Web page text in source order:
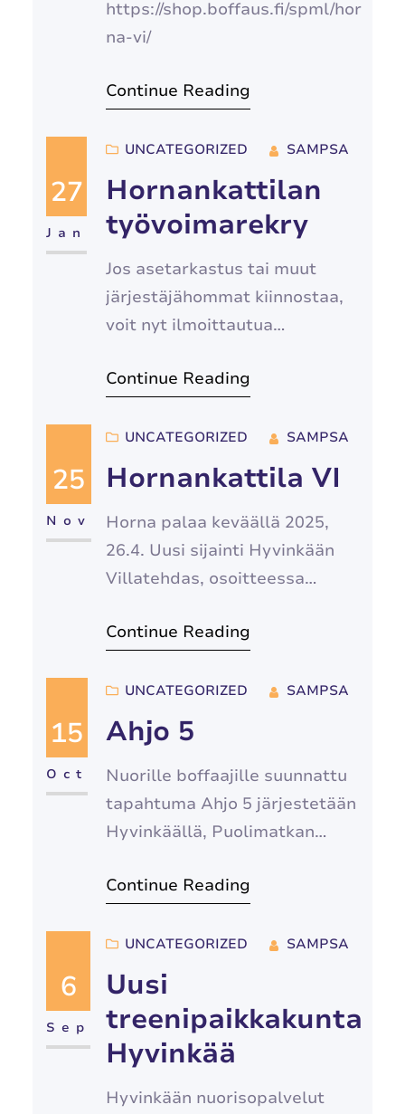
https://shop.boffaus.fi/spml/hor
na-vi/
Continue Reading
27
Jan
UNCATEGORIZED SAMPSA
Hornankattilan
työvoimarekry
Jos asetarkastus tai muut
järjestäjähommat kiinnostaa,
voit nyt ilmoittautua
Tapahtumaan
Katso lisätiedot
boffaus.fi/tapahtumat tai
Facebook sivulta
Continue Reading
25
Nov
UNCATEGORIZED SAMPSA
Hornankattila VI
Horna palaa keväällä 2025,
26.4. Uusi sijainti Hyvinkään
Villatehdas, osoitteessa
tapahtumat -sivulla
Continue Reading
15
Oct
UNCATEGORIZED SAMPSA
Ahjo 5
Nuorille boffaajille suunnattu
tapahtuma Ahjo 5 järjestetään
Hyvinkäällä, Puolimatkan
tapahtumasta täältä
Continue Reading
6
Sep
UNCATEGORIZED SAMPSA
Uusi
treenipaikkakunta
Hyvinkää
Hyvinkään nuorisopalvelut